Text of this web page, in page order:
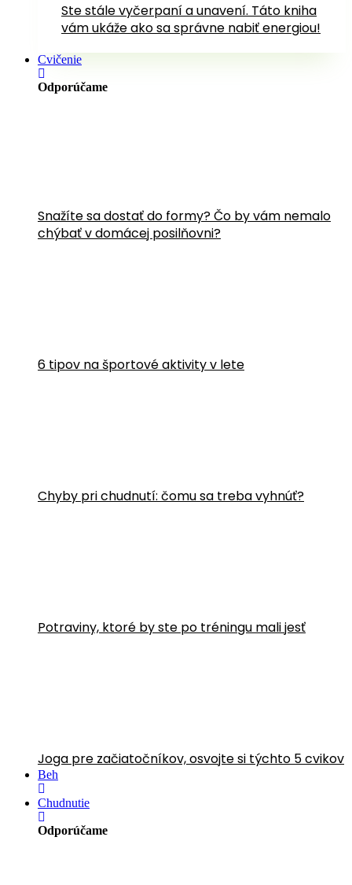
Ste stále vyčerpaní a unavení. Táto kniha
vám ukáže ako sa správne nabiť energiou!
Cvičenie
Odporúčame
Snažíte sa dostať do formy? Čo by vám nemalo
chýbať v domácej posilňovni?
6 tipov na športové aktivity v lete
Chyby pri chudnutí: čomu sa treba vyhnúť?
Potraviny, ktoré by ste po tréningu mali jesť
Joga pre začiatočníkov, osvojte si týchto 5 cvikov
Beh
Chudnutie
Odporúčame